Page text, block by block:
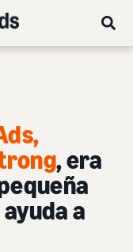
, era
a